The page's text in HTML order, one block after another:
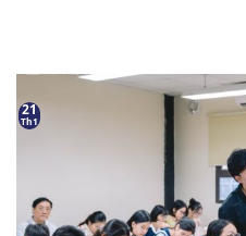
21
Th1